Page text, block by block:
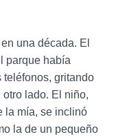
una década. El
parque había
teléfonos, gritando
otro lado. El niño,
la mía, se inclinó
la de un pequeño